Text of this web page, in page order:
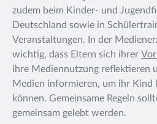
zudem beim Kinder- und
Deutschland sowie in
Veranstaltungen. In der
wichtig, dass Eltern sich ihrer
ihre Mediennutzung reflektieren
Medien informieren, um ihr Kind
können. Gemeinsame Regeln
gemeinsam gelebt werden.